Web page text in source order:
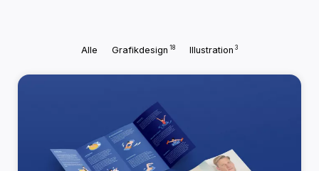
Alle Grafikdesign 18 Illustration 3